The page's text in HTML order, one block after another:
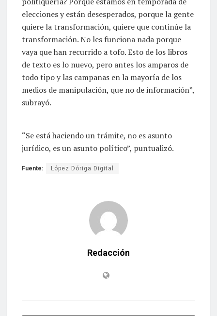
elecciones y están desesperados, porque la gente
quiere la transformación, quiere que continúe la
transformación. No les funciona nada porque
vaya que han recurrido a tofo. Esto de los libros
de texto es lo nuevo, pero antes los amparos de
todo tipo y las campañas en la mayoría de los
medios de manipulación, que no de información”,
subrayó.
“Se está haciendo un trámite, no es asunto
jurídico, es un asunto político”, puntualizó.
Fuente: López Dóriga Digital
Redacción